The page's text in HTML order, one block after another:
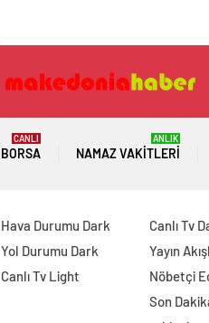
BORSA
CANLI
NAMAZ VAKITLERI
ANLIK
Hava Durumu Dark
Yol Durumu Dark
Canlı Tv Light
Canlı Tv
Yayın
Nöbetçi
Son